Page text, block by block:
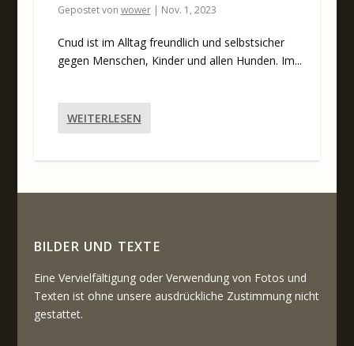
Gepostet von wower| Nov. 1, 2023
Cnud ist im Alltag freundlich und selbstsicher
gegen Menschen, Kinder und allen Hunden. Im...
WEITERLESEN
BILDER UND TEXTE
Eine Vervielfältigung oder Verwendung von Fotos und
Texten ist ohne unsere ausdrückliche Zustimmung nicht
gestattet.